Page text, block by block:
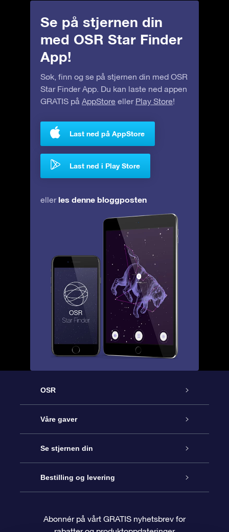
Se på stjernen din
med OSR Star Finder
App!
Søk, finn og se på stjernen din med OSR
Star Finder App. Du kan laste ned appen
GRATIS på AppStore eller Play Store!
Last ned på AppStore
Last ned i Play Store
eller les denne bloggposten
OSR
Kundeservice
Kontakt oss
Bloggen
Våre gaver
Online Stjernegave
OSR Gavepakke
Se stjernen din
Star Register
Bestilling og levering
Abonnér på vårt GRATIS nyhetsbrev for